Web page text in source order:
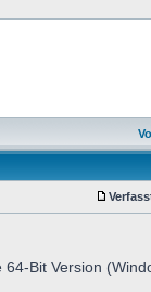
Bit Version